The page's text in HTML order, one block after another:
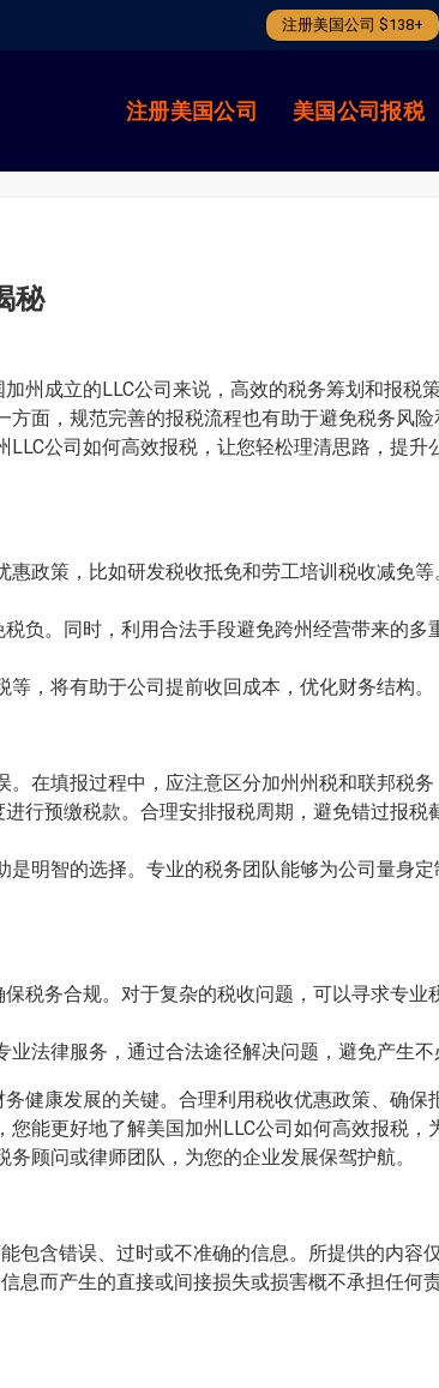
注册美国公司 $138+
注册美国公司 美国公司报税
秘
州成立的LLC公司来说，高效的税务筹划和报税
面，规范完善的报税流程也有助于避免税务风险
公司如何高效报税，让您轻松理清思路，提升
政策，比如研发税收抵免和劳工培训税收减免
负。同时，利用合法手段避免跨州经营带来的多
，将有助于公司提前收回成本，优化财务结构。
在填报过程中，应注意区分加州州税和联邦税务
行预缴税款。合理安排报税周期，避免错过报税
明智的选择。专业的税务团队能够为公司量身
税务合规。对于复杂的税收问题，可以寻求专业
法律服务，通过合法途径解决问题，避免产生不
健康发展的关键。合理利用税收优惠政策、确保
能更好地了解美国加州LLC公司如何高效报税，
顾问或律师团队，为您的企业发展保驾护航。
包含错误、过时或不准确的信息。所提供的内容
息而产生的直接或间接损失或损害概不承担任何